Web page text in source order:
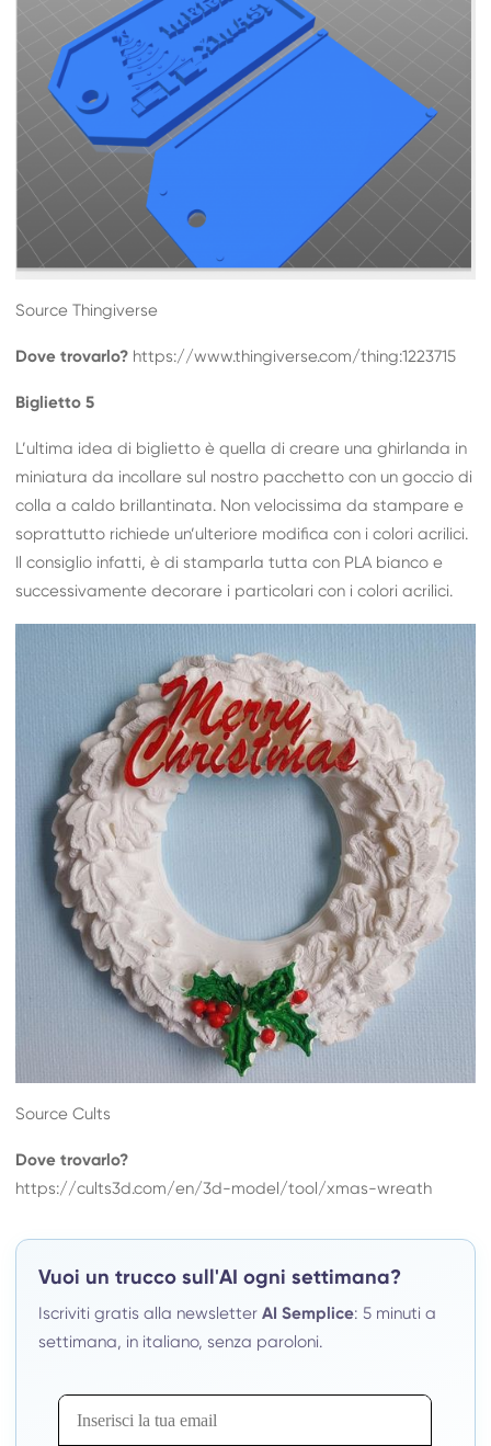
Source Thingiverse
Dove trovarlo? https://www.thingiverse.com/thing:1223715
Biglietto 5
L’ultima idea di biglietto è quella di creare una ghirlanda in
miniatura da incollare sul nostro pacchetto con un goccio di
colla a caldo brillantinata. Non velocissima da stampare e
soprattutto richiede un’ulteriore modifica con i colori acrilici.
Il consiglio infatti, è di stamparla tutta con PLA bianco e
successivamente decorare i particolari con i colori acrilici.
Source Cults
Dove trovarlo?
https://cults3d.com/en/3d-model/tool/xmas-wreath
Vuoi un trucco sull'AI ogni settimana?
Iscriviti gratis alla newsletterAI Semplice: 5 minuti a
settimana, in italiano, senza paroloni.